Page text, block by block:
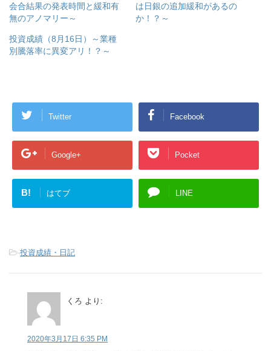
会合結果の発表時間と緩和有
無のアノマリー～
は日銀の追加緩和があるの
か！？～
投資成績（8月16日）～業種
別騰落率に異変アリ！？～
Twitter Facebook
Google+ Pocket
B! はてブ LINE
-投資成績・日記
くろ より:
2020年3月17日 6:35 PM